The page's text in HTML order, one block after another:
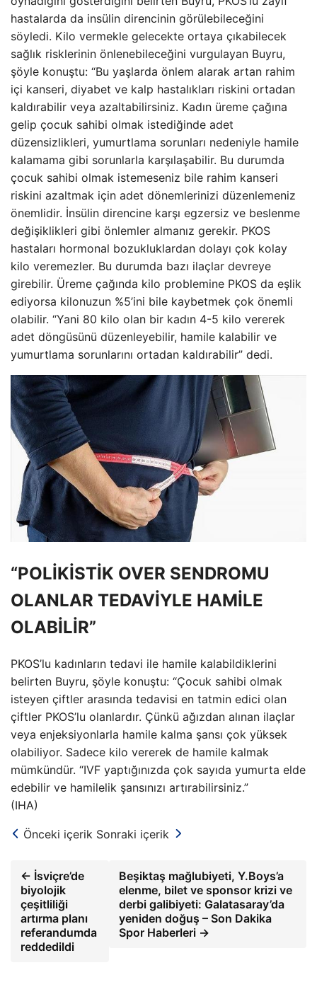
hastalarda da insülin direncinin görülebileceğini
söyledi. Kilo vermekle gelecekte ortaya çıkabilecek
sağlık risklerinin önlenebileceğini vurgulayan Buyru,
şöyle konuştu: “Bu yaşlarda önlem alarak artan rahim
içi kanseri, diyabet ve kalp hastalıkları riskini ortadan
kaldırabilir veya azaltabilirsiniz. Kadın üreme çağına
gelip çocuk sahibi olmak istediğinde adet
düzensizlikleri, yumurtlama sorunları nedeniyle hamile
kalamama gibi sorunlarla karşılaşabilir. Bu durumda
çocuk sahibi olmak istemeseniz bile rahim kanseri
riskini azaltmak için adet dönemlerinizi düzenlemeniz
önemlidir. İnsülin direncine karşı egzersiz ve beslenme
değişiklikleri gibi önlemler almanız gerekir. PKOS
hastaları hormonal bozukluklardan dolayı çok kolay
kilo veremezler. Bu durumda bazı ilaçlar devreye
girebilir. Üreme çağında kilo problemine PKOS da eşlik
ediyorsa kilonuzun %5’ini bile kaybetmek çok önemli
olabilir. “Yani 80 kilo olan bir kadın 4-5 kilo vererek
adet döngüsünü düzenleyebilir, hamile kalabilir ve
yumurtlama sorunlarını ortadan kaldırabilir” dedi.
“POLİKİSTİK OVER SENDROMU
OLANLAR TEDAVİYLE HAMİLE
OLABİLİR”
PKOS’lu kadınların tedavi ile hamile kalabildiklerini
belirten Buyru, şöyle konuştu: “Çocuk sahibi olmak
isteyen çiftler arasında tedavisi en tatmin edici olan
çiftler PKOS’lu olanlardır. Çünkü ağızdan alınan ilaçlar
veya enjeksiyonlarla hamile kalma şansı çok yüksek
olabiliyor. Sadece kilo vererek de hamile kalmak
mümkündür. “IVF yaptığınızda çok sayıda yumurta elde
edebilir ve hamilelik şansınızı artırabilirsiniz.”
(IHA)
Önceki içerik Sonraki içerik
← İsviçre’de
biyolojik
çeşitliliği
artırma planı
referandumda
reddedildi
Beşiktaş mağlubiyeti, Y.Boys’a
elenme, bilet ve sponsor krizi ve
derbi galibiyeti: Galatasaray’da
yeniden doğuş – Son Dakika
Spor Haberleri →